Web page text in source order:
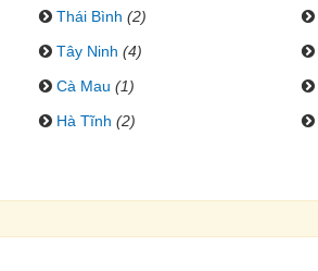
Thái Bình (2)
Tây Ninh (4)
Cà Mau (1)
Hà Tĩnh (2)